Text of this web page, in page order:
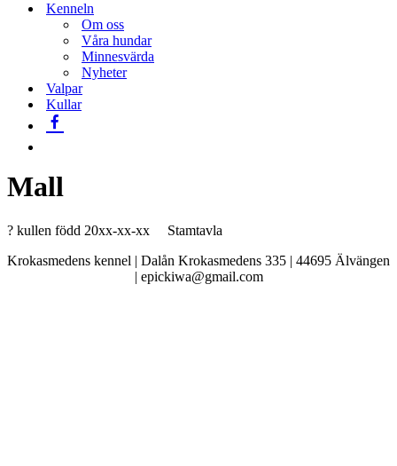
Kenneln
Om oss
Våra hundar
Minnesvärda
Nyheter
Valpar
Kullar
Mall
? kullen född 20xx-xx-xx Stamtavla
Krokasmedens kennel | Dalån Krokasmedens 335 | 44695 Älvängen
| epickiwa@gmail.com